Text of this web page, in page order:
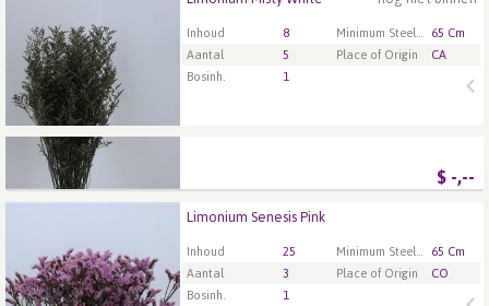
Inhoud 8
65 Cm
Aantal
5 Place of Origin
CA
Bosinh.
1
$ -,--
Limonium Misty White
U moet ingelogd zijn om te kunnen kopen.Klik hier
om in te loggen.
Limonium Senesis Pink
Inhoud 25
65 Cm
Aantal
3 Place of Origin
CO
Bosinh.
1
Limonium Senesis Pink
U moet ingelogd zijn om te kunnen kopen.Klik hier
om in te loggen.